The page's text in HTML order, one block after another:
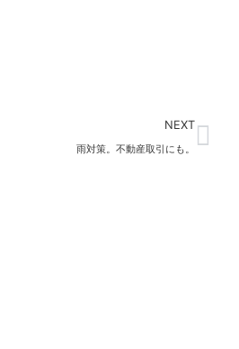
NEXT
雨対策。不動産取引にも。
Next